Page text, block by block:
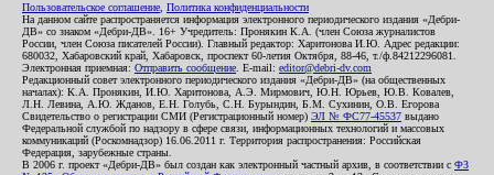
Пользовательское соглашение Политика конфиденциальности
На данном сайте распространяется информация электронного периодического издания «Дебри-
ДВ» со знаком «Дебри-ДВ». 16+ Учредитель: Пронякин К.А. (член Союза журналистов
России, член Союза писателей России). Главный редактор: Харитонова И.Ю. Адрес редакции:
680032, Хабаровский край, Хабаровск, проспект 60-летия Октября, 88-46, т./ф.84212296081.
Электронная приемная: Отправить сообщение . E-mail: editor@debri-dv.com
Редакционный совет электронного периодического издания «Дебри-ДВ» (на общественных
началах): К.А. Пронякин, И.Ю. Харитонова, А.Э. Мирмович, Ю.Н. Юрьев, Ю.В. Ковалев,
Л.Н. Левина, А.Ю. Жданов, Е.Н. Голубь, С.Н. Бурындин, Б.М. Сухинин, О.В. Егорова
Свидетельство о регистрации СМИ (Регистрационный номер) ЭЛ № ФС77-45537 выдано
Федеральной службой по надзору в сфере связи, информационных технологий и массовых
коммуникаций (Роскомнадзор) 16.06.2011 г. Территория распространения: Российская
Федерация, зарубежные страны.
В 2006 г. проект «Дебри-ДВ» был создан как электронный частный архив, в соответствии с ФЗ